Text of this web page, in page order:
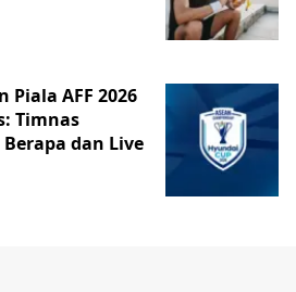
Piala AFF 2026
Timnas
dan Live